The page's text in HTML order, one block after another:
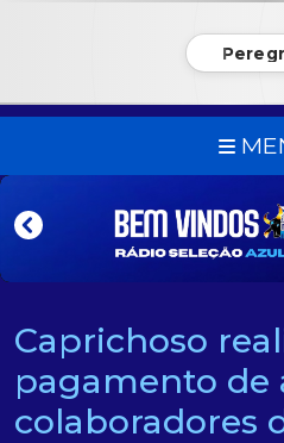
Caprichoso
pagamento de
colaboradores